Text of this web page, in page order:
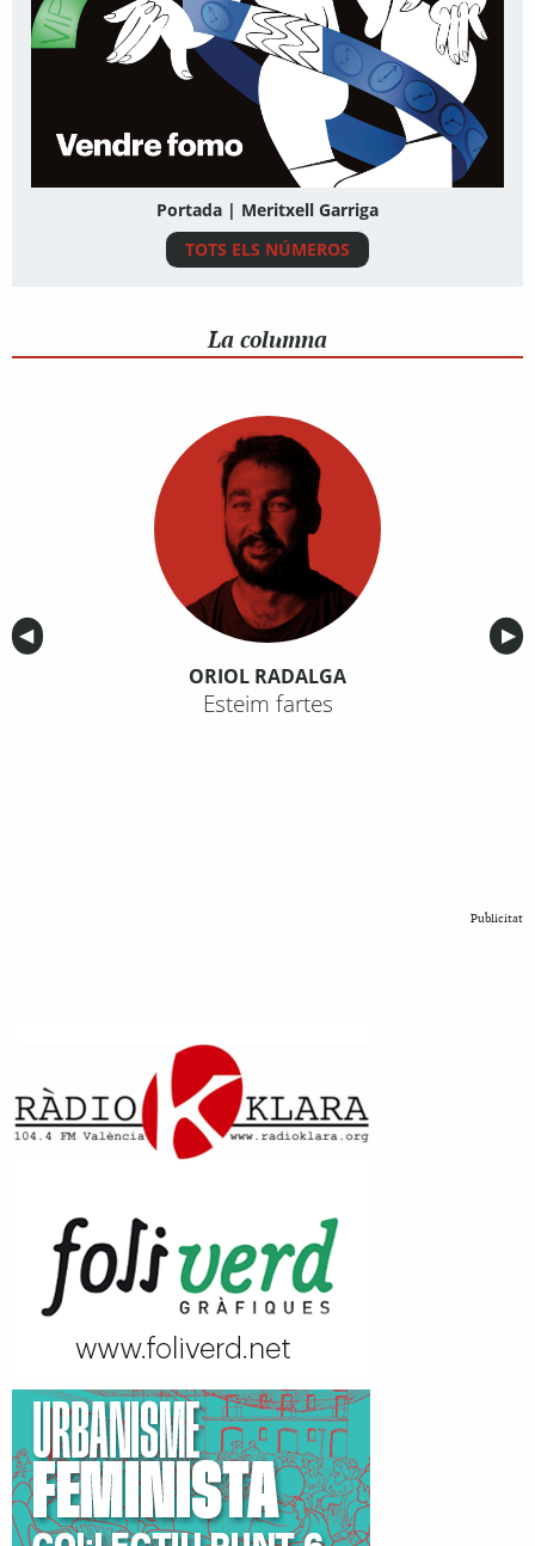
Portada | Meritxell Garriga
TOTS ELS NÚMEROS
La columna
Anterior
◀︎ ▶︎
ORIOL RADALGA
Esteim fartes
Publicitat